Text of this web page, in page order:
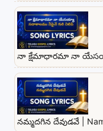
నా క్షేమాధారమా నా యేసయ్యా |
నమ్మదగిన దేవుడవే |